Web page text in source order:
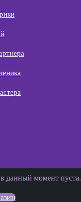
данный момент пуста.